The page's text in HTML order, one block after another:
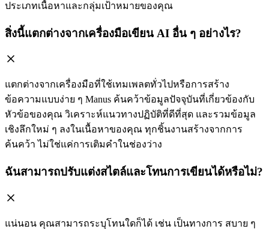
ประเภทเนื้อหาและกลุ่มเป้าหมายของคุณ
สิ่งนี้แตกต่างจากเครื่องมือเขียน AI อื่น ๆ อย่างไร?
แตกต่างจากเครื่องมือที่ใช้เทมเพลตทั่วไปหรือการสร้าง
ข้อความแบบง่าย ๆ Manus ค้นคว้าข้อมูลปัจจุบันที่เกี่ยวข้องกับ
หัวข้อของคุณ วิเคราะห์แนวทางปฏิบัติที่ดีที่สุด และรวมข้อมูล
เชิงลึกใหม่ ๆ ลงในเนื้อหาของคุณ ทุกชิ้นงานสร้างจากการ
ค้นคว้า ไม่ใช่แค่การเติมคำในช่องว่าง
ฉันสามารถปรับแต่งสไตล์และโทนการเขียนได้หรือไม่?
แน่นอน คุณสามารถระบุโทนใดก็ได้ เช่น เป็นทางการ สบาย ๆ